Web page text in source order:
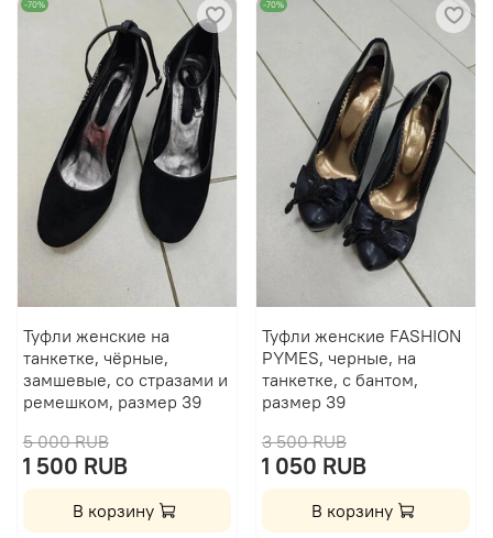
-70%
Туфли женские на
танкетке, чёрные,
замшевые, со стразами и
ремешком, размер 39
5 000 RUB
1 500 RUB
В корзину
-70%
Туфли женские FASHION
PYMES, черные, на
танкетке, с бантом,
размер 39
3 500 RUB
1 050 RUB
В корзину